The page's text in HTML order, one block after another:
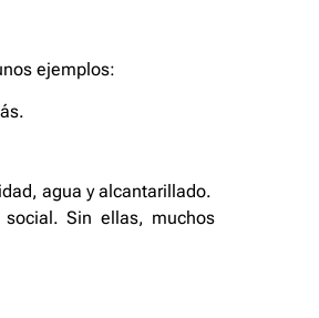
ejemplos:
agua y alcantarillado.
Sin ellas, muchos